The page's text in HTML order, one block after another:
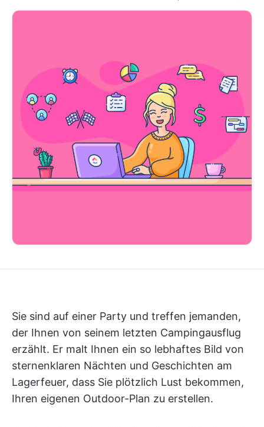
Sie sind auf einer Party und treffen jemanden,
der Ihnen von seinem letzten Campingausflug
erzählt. Er malt Ihnen ein so lebhaftes Bild von
sternenklaren Nächten und Geschichten am
Lagerfeuer, dass Sie plötzlich Lust bekommen,
Ihren eigenen Outdoor-Plan zu erstellen.